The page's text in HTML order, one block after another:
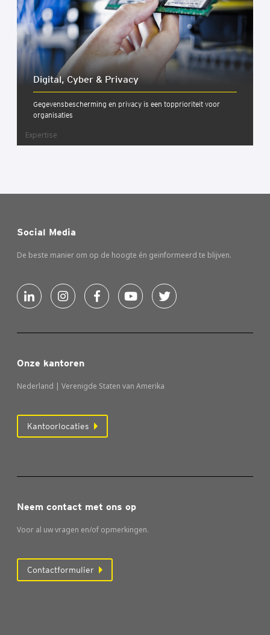
Digi­tal, Cyber & Pri­va­cy
Gegevensbescherming en privacy is een topprioriteit voor
organisaties
Expertise
Onze kantoren
Nederland | Verenigde Staten van Amerika
Kantoorlocaties
Social Media
De beste manier om op de hoogte én geinformeerd te blijven.
Neem contact met ons op
Voor al uw vragen en/of opmerkingen.
Contactformulier